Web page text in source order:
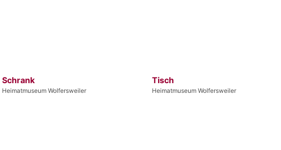
Schrank
Heimatmuseum Wolfersweiler
Tisch
Heimatmuseum Wolfersweiler